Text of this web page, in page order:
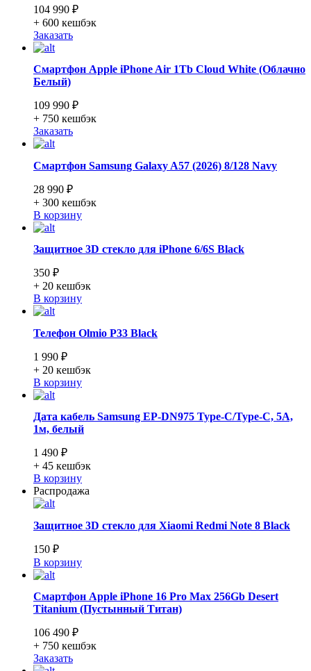
104 990 ₽
+ 600 кешбэк
Заказать
Смартфон Apple iPhone Air 1Tb Cloud White (Облачно
Белый)
109 990 ₽
+ 750 кешбэк
Заказать
Смартфон Samsung Galaxy A57 (2026) 8/128 Navy
28 990 ₽
+ 300 кешбэк
В корзину
Защитное 3D стекло для iPhone 6/6S Black
350 ₽
+ 20 кешбэк
В корзину
Телефон Olmio P33 Black
1 990 ₽
+ 20 кешбэк
В корзину
Дата кабель Samsung EP-DN975 Type-C/Type-C, 5A,
1м, белый
1 490 ₽
+ 45 кешбэк
В корзину
Распродажа
Защитное 3D стекло для Xiaomi Redmi Note 8 Black
150 ₽
В корзину
Смартфон Apple iPhone 16 Pro Max 256Gb Desert
Titanium (Пустынный Титан)
106 490 ₽
+ 750 кешбэк
Заказать